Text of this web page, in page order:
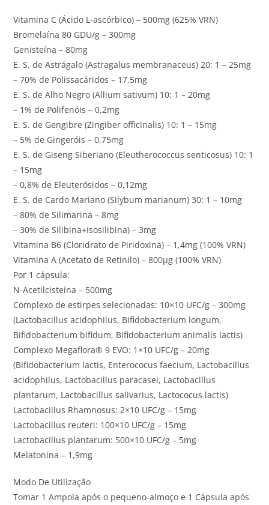
Vitamina C (Ácido L-ascórbico) – 500mg (625% VRN)
Bromelaína 80 GDU/g – 300mg
Genisteína – 80mg
E. S. de Astrágalo (Astragalus membranaceus) 20: 1 – 25mg
– 70% de Polissacáridos – 17,5mg
E. S. de Alho Negro (Allium sativum) 10: 1 – 20mg
– 1% de Polifenóis – 0,2mg
E. S. de Gengibre (Zingiber officinalis) 10: 1 – 15mg
– 5% de Gingeróis – 0,75mg
E. S. de Giseng Siberiano (Eleutherococcus senticosus) 10: 1
– 15mg
– 0,8% de Eleuterósidos – 0,12mg
E. S. de Cardo Mariano (Silybum marianum) 30: 1 – 10mg
– 80% de Silimarina – 8mg
– 30% de Silibina+Isosilibina) – 3mg
Vitamina B6 (Cloridrato de Piridoxina) – 1,4mg (100% VRN)
Vitamina A (Acetato de Retinilo) – 800µg (100% VRN)
Por 1 cápsula:
N-Acetilcisteína – 500mg
Complexo de estirpes selecionadas: 10×10 UFC/g – 300mg
(Lactobacillus acidophilus, Bifidobacterium longum,
Bifidobacterium bifidum, Bifidobacterium animalis lactis)
Complexo Megaflora® 9 EVO: 1×10 UFC/g – 20mg
(Bifidobacterium lactis, Enterococus faecium, Lactobacillus
acidophilus, Lactobacillus paracasei, Lactobacillus
plantarum, Lactobacillus salivarius, Lactococus lactis)
Lactobacillus Rhamnosus: 2×10 UFC/g – 15mg
Lactobacillus reuteri: 100×10 UFC/g – 15mg
Lactobacillus plantarum: 500×10 UFC/g – 5mg
Melatonina – 1,9mg
Modo De Utilização
Tomar 1 Ampola após o pequeno-almoço e 1 Cápsula após